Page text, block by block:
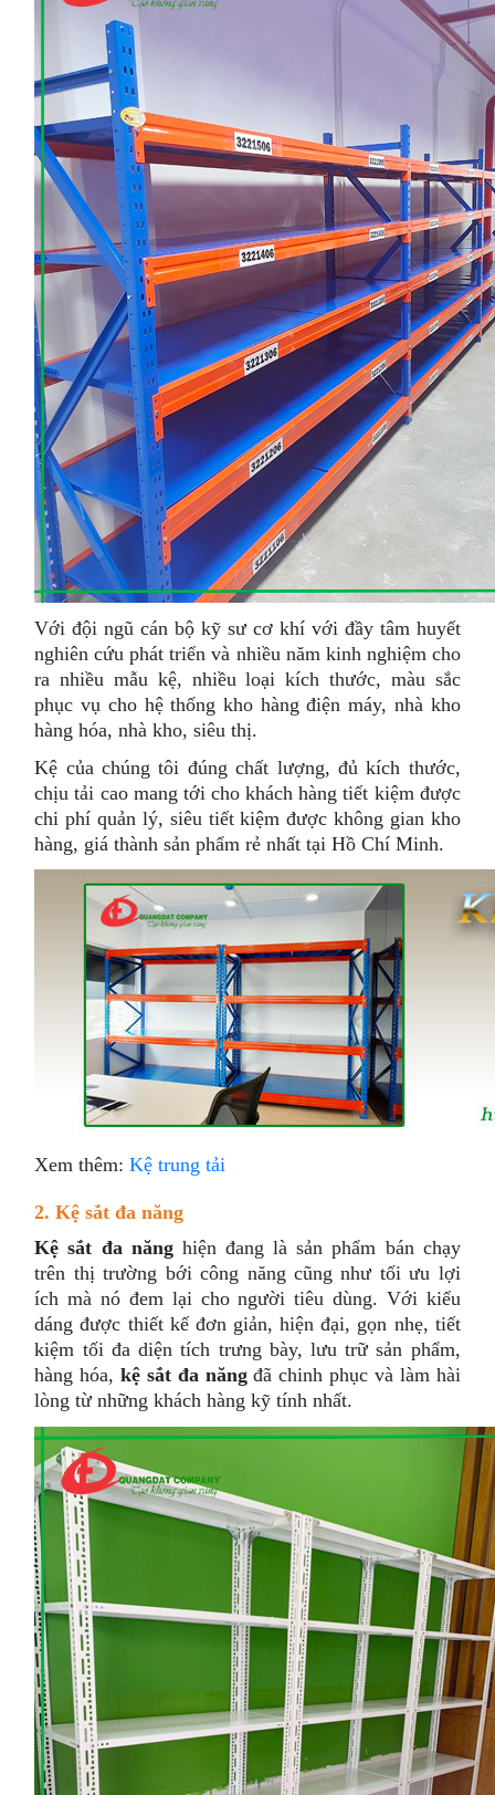
Với đội ngũ cán bộ kỹ sư cơ khí với đầy tâm huyết
nghiên cứu phát triển và nhiều năm kinh nghiệm cho
ra nhiều mẫu kệ, nhiều loại kích thước, màu sắc
phục vụ cho hệ thống kho hàng điện máy, nhà kho
hàng hóa, nhà kho, siêu thị.
Kệ của chúng tôi đúng chất lượng, đủ kích thước,
chịu tải cao mang tới cho khách hàng tiết kiệm được
chi phí quản lý, siêu tiết kiệm được không gian kho
hàng, giá thành sản phẩm rẻ nhất tại Hồ Chí Minh.
Xem thêm:Kệ trung tải
2. Kệ sắt đa năng
Kệ sắt đa nănghiện đang là sản phẩm bán chạy
trên thị trường bới công năng cũng như tối ưu lợi
ích mà nó đem lại cho người tiêu dùng. Với kiểu
dáng được thiết kế đơn giản, hiện đại, gọn nhẹ, tiết
kiệm tối đa diện tích trưng bày, lưu trữ sản phẩm,
hàng hóa,kệ sắt đa năngđã chinh phục và làm hài
lòng từ những khách hàng kỹ tính nhất.